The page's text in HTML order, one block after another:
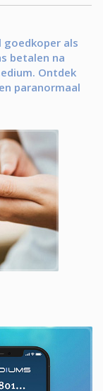
goedkoper als
betalen na
Ontdek
paranormaal